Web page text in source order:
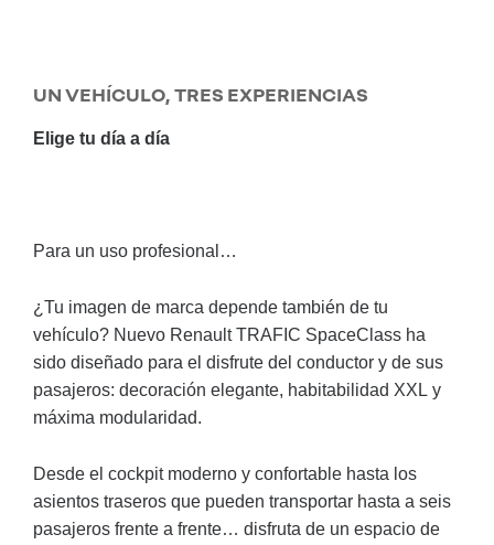
UN VEHÍCULO, TRES EXPERIENCIAS
Elige tu día a día
Para un uso profesional…
¿Tu imagen de marca depende también de tu
vehículo? Nuevo Renault TRAFIC SpaceClass ha
sido diseñado para el disfrute del conductor y de sus
pasajeros: decoración elegante, habitabilidad XXL y
máxima modularidad.
Desde el cockpit moderno y confortable hasta los
asientos traseros que pueden transportar hasta a seis
pasajeros frente a frente… disfruta de un espacio de